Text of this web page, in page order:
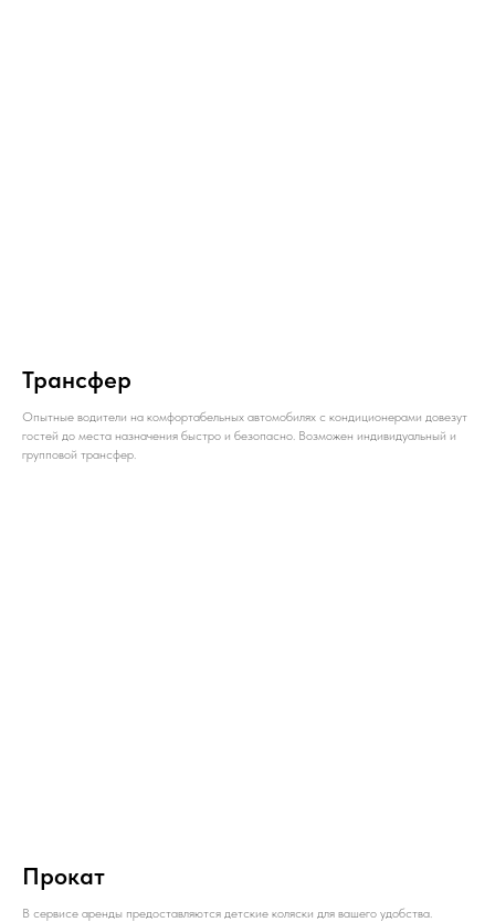
Трансфер
Опытные водители на комфортабельных автомобилях с кондиционерами довезут
гостей до места назначения быстро и безопасно. Возможен индивидуальный и
групповой трансфер.
Прокат
В сервисе аренды предоставляются детские коляски для вашего удобства.